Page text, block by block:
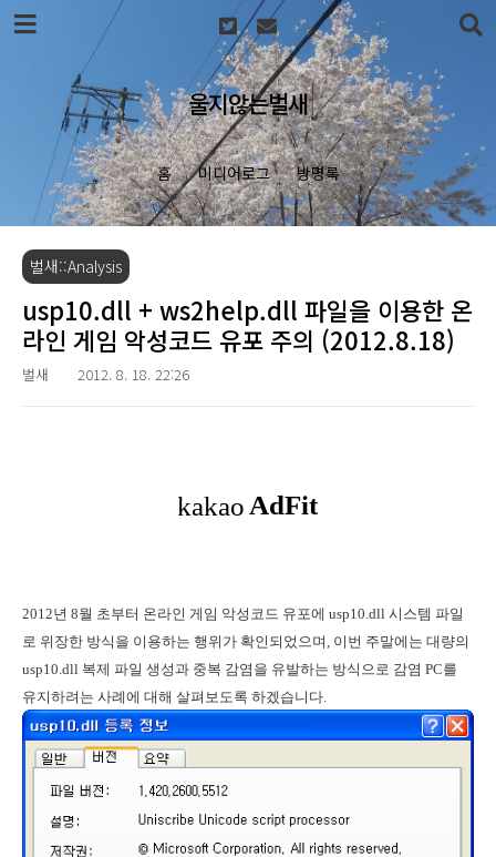
본문 바로가기
울지않는벌새
홈 미디어로그 방명록
벌새::Analysis
usp10.dll + ws2help.dll 파일을 이용한 온
라인 게임 악성코드 유포 주의 (2012.8.18)
벌새 2012. 8. 18. 22:26
2012년 8월 초부터 온라인 게임 악성코드 유포에 usp10.dll 시스템 파일
로 위장한 방식을 이용하는 행위가 확인되었으며, 이번 주말에는 대량의
usp10.dll 복제 파일 생성과 중복 감염을 유발하는 방식으로 감염 PC를
유지하려는 사례에 대해 살펴보도록 하겠습니다.